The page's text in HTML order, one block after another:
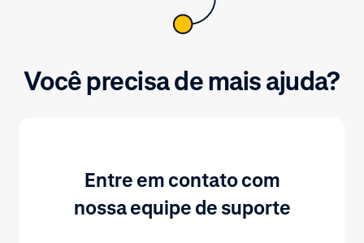
Você precisa de mais ajuda?
Entre em contato com
nossa equipe de suporte